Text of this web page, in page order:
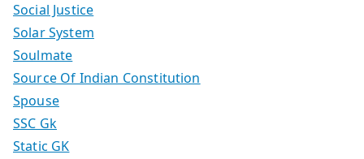
Social Justice
Solar System
Soulmate
Source Of Indian Constitution
Spouse
SSC Gk
Static GK